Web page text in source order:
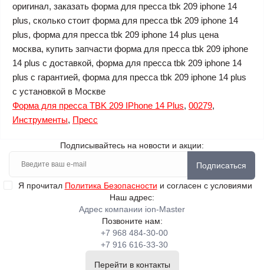
оригинал, заказать форма для пресса tbk 209 iphone 14
plus, сколько стоит форма для пресса tbk 209 iphone 14
plus, форма для пресса tbk 209 iphone 14 plus цена
москва, купить запчасти форма для пресса tbk 209 iphone
14 plus с доставкой, форма для пресса tbk 209 iphone 14
plus с гарантией, форма для пресса tbk 209 iphone 14 plus
с установкой в Москве
Форма для пресса TBK 209 IPhone 14 Plus, 00279,
Инструменты, Пресс
Подписывайтесь на новости и акции:
Подписаться
Я прочитал Политика Безопасности и согласен с условиями
Наш адрес:
Адрес компании ion-Master
Позвоните нам:
+7 968 484-30-00
+7 916 616-33-30
Перейти в контакты